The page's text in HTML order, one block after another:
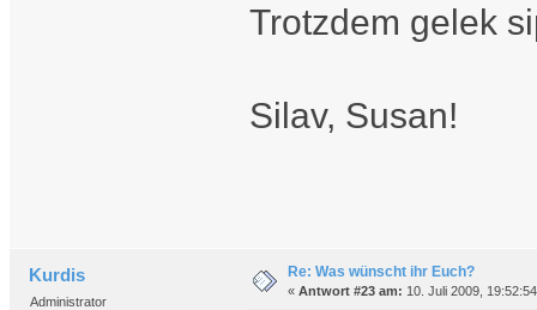
Trotzdem gelek
Silav, Susan!
Kurdis
Administrator
Re: Was wünscht ihr Euch?
« Antwort #23 am: 10. Juli 2009,